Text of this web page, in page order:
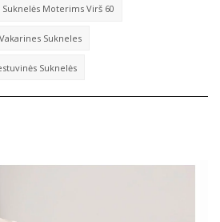
Suknelės Moterims Virš 60
Vakarines Sukneles
Suknelės